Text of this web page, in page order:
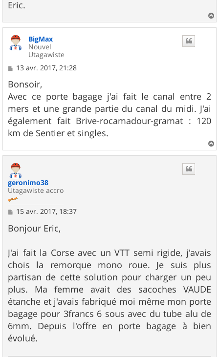
Eric.
a
BigMax
Nouvel
Utagawiste
M
s
s
a
g
e
13 avr. 2017, 21:28
Bonsoir,
Avec ce porte bagage j'ai fait le canal entre 2
mers et une grande partie du canal du midi. J'ai
également fait Brive-rocamadour-gramat : 120
km de Sentier et singles.
a
geronimo38
Utagawiste accro
M
s
s
g
e
15 avr. 2017, 18:37
Bonjour Eric,
J'ai fait la Corse avec un VTT semi rigide, j'avais
chois la remorque mono roue. Je suis plus
partisan de cette solution pour charger un peu
plus. Ma femme avait des sacoches VAUDE
étanche et j'avais fabriqué moi même mon porte
bagage pour 3francs 6 sous avec du tube alu de
6mm. Depuis l'offre en porte bagage à bien
évolué.